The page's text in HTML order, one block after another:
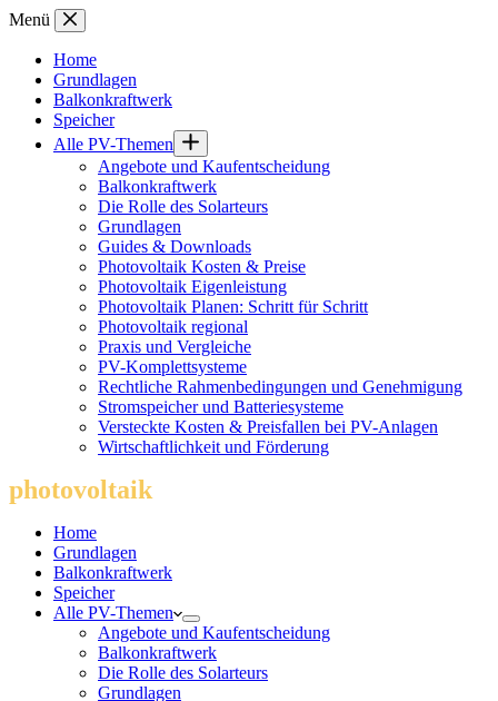
Zum
springen
Menü
Home
Grundlagen
Balkonkraftwerk
Speicher
Alle PV-Themen
Angebote und Kaufentscheidung
Balkonkraftwerk
Die Rolle des Solarteurs
Grundlagen
Guides & Downloads
Photovoltaik Kosten & Preise
Photovoltaik Eigenleistung
Photovoltaik Planen: Schritt für Schritt
Photovoltaik regional
Praxis und Vergleiche
PV-Komplettsysteme
Rechtliche Rahmenbedingungen und Genehmigung
Stromspeicher und Batteriesysteme
Versteckte Kosten & Preisfallen bei PV-Anlagen
Wirtschaftlichkeit und Förderung
photovoltaik
Home
Grundlagen
Balkonkraftwerk
Speicher
Alle PV-Themen
Angebote und Kaufentscheidung
Balkonkraftwerk
Die Rolle des Solarteurs
Grundlagen